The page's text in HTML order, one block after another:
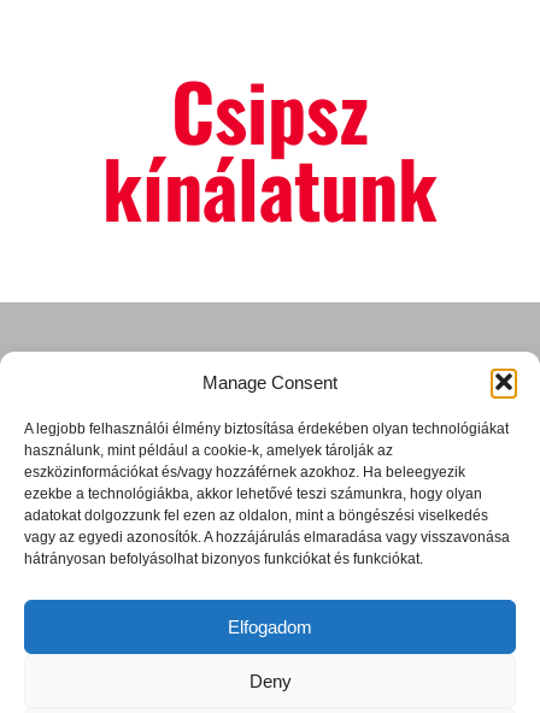
Manage Consent
A legjobb felhasználói élmény biztosítása érdekében olyan technológiákat
használunk, mint például a cookie-k, amelyek tárolják az
eszközinformációkat és/vagy hozzáférnek azokhoz. Ha beleegyezik
ezekbe a technológiákba, akkor lehetővé teszi számunkra, hogy olyan
adatokat dolgozzunk fel ezen az oldalon, mint a böngészési viselkedés
vagy az egyedi azonosítók. A hozzájárulás elmaradása vagy visszavonása
hátrányosan befolyásolhat bizonyos funkciókat és funkciókat.
Elfogadom
Deny
Csipsz
kínálatunk
Csiki Sör
Csiki Chips
CSÍKI sör- és csipszgyár